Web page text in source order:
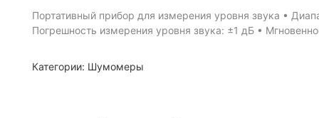
Портативный прибор для измерения уровня звука •
Погрешность измерения уровня звука: ±1 дБ •
Категории: Шумомеры